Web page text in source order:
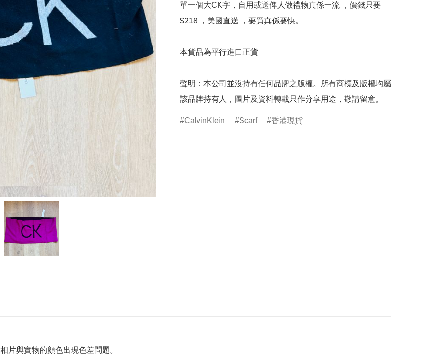
單一個大CK字，自用或送俾人做禮物真係一流 ，價錢只要
$218 ，美國直送 ，要買真係要快。
本貨品為平行進口正貨
聲明：本公司並沒持有任何品牌之版權。所有商標及版權均屬
該品牌持有人，圖片及資料轉載只作分享用途，敬請留意。
CalvinKlein Scarf 香港現貨
與實物的顏色出現色差問題。